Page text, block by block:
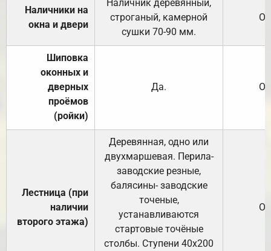
Наличники на
окна и двери
Наличник деревянный,
строганый, камерной
сушки 70-90 мм.
Шиповка
оконных и
дверных
проёмов
(ройки)
Да.
Лестница (при
наличии
второго этажа)
Деревянная, одно или
двухмаршевая. Перила-
заводские резные,
балясины- заводские
точеные,
устанавливаются
стартовые точёные
столбы. Ступени 40х200